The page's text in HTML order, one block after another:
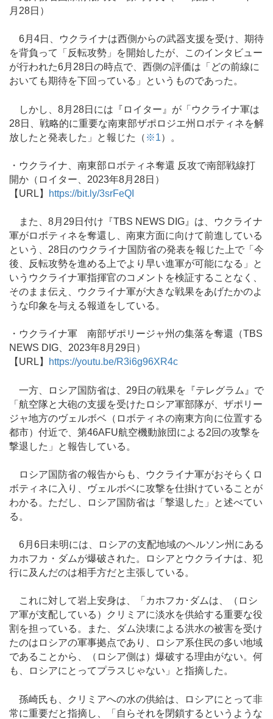
月28日）
6月4日、ウクライナは西側からの武器支援を受け、期待
を背負って「反転攻勢」を開始したが、このインタビュー
が行われた6月28日の時点で、西側の評価は「どの前線に
おいても期待を下回っている」というものであった。
しかし、8月28日には『ロイター』が「ウクライナ軍は
28日、戦略的に重要な南東部ザポロジエ州ロボティネを解
放したと発表した」と報じた（ ※1）。
・ウクライナ、南東部ロボティネ奪還 反攻で南部戦線打
開か（ロイター、2023年8月28日）
【URL】
https://bit.ly/3srFeQI
また、8月29日付け『TBS NEWS DIG』は、ウクライナ
軍がロボティネを奪還し、南東方面に向けて前進している
という、28日のウクライナ国防省の発表を報じた上で「今
後、反転攻勢を進める上でより早い進軍が可能になる」と
いうウクライナ軍指揮官のコメントを検証することなく、
そのまま伝え、ウクライナ軍が大きな戦果をあげたかのよ
うな印象を与える報道をしている。
・ウクライナ軍 南部ザポリージャ州の集落を奪還（TBS
NEWS DIG、2023年8月29日）
【URL】
https://youtu.be/R3i6g96XR4c
一方、ロシア国防省は、29日の戦果を『テレグラム』で
「航空隊と大砲の支援を受けたロシア軍部隊が、ザポリー
ジャ地方のヴェルボベ（ロボティネの南東方向に位置する
都市）付近で、第46AFU航空機動旅団による2回の攻撃を
撃退した」と報告している。
ロシア国防省の報告からも、ウクライナ軍がおそらくロ
ボティネに入り、ヴェルボベに攻撃を仕掛けていることが
わかる。ただし、ロシア国防省は「撃退した」と述べてい
る。
6月6日未明には、ロシアの支配地域のヘルソン州にある
カホフカ・ダムが爆破された。ロシアとウクライナは、犯
行に及んだのは相手方だと主張している。
これに対して岩上安身は、「カホフカ･ダムは、（ロシ
ア軍が支配している）クリミアに淡水を供給する重要な役
割を担っている。また、ダム決壊による洪水の被害を受け
たのはロシアの軍事拠点であり、ロシア系住民の多い地域
であることから、（ロシア側は）爆破する理由がない。何
も、ロシアにとってプラスじゃない」と指摘した。
孫崎氏も、クリミアへの水の供給は、ロシアにとって非
常に重要だと指摘し、「自らそれを閉鎖するというような